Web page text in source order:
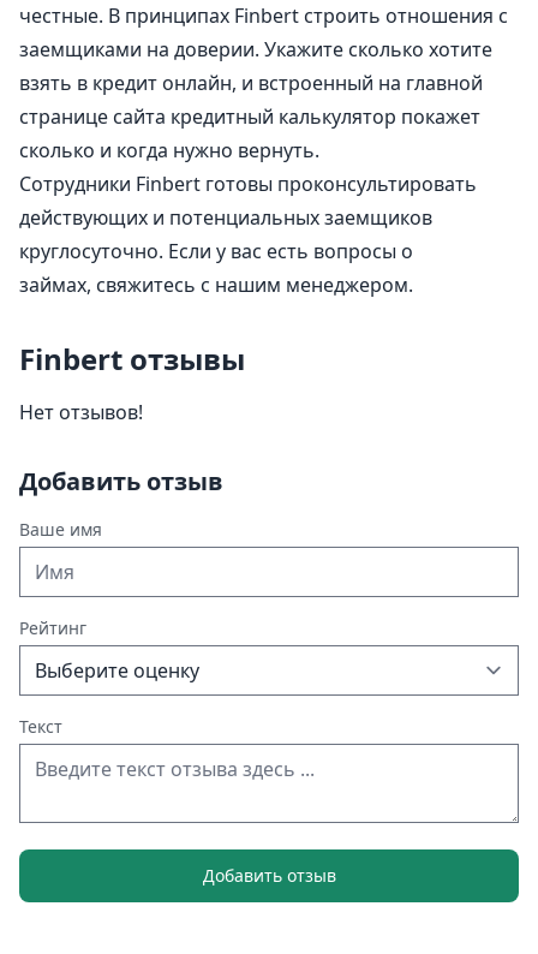
честные. В принципах Finbert строить отношения с
заемщиками на доверии. Укажите сколько хотите
взять в кредит онлайн, и встроенный на главной
странице сайта кредитный калькулятор покажет
сколько и когда нужно вернуть.
Сотрудники Finbert готовы проконсультировать
действующих и потенциальных заемщиков
круглосуточно. Если у вас есть вопросы о
займах, свяжитесь с нашим менеджером.
Finbert отзывы
Нет отзывов!
Добавить отзыв
Ваше имя
Рейтинг
Текст
Добавить отзыв